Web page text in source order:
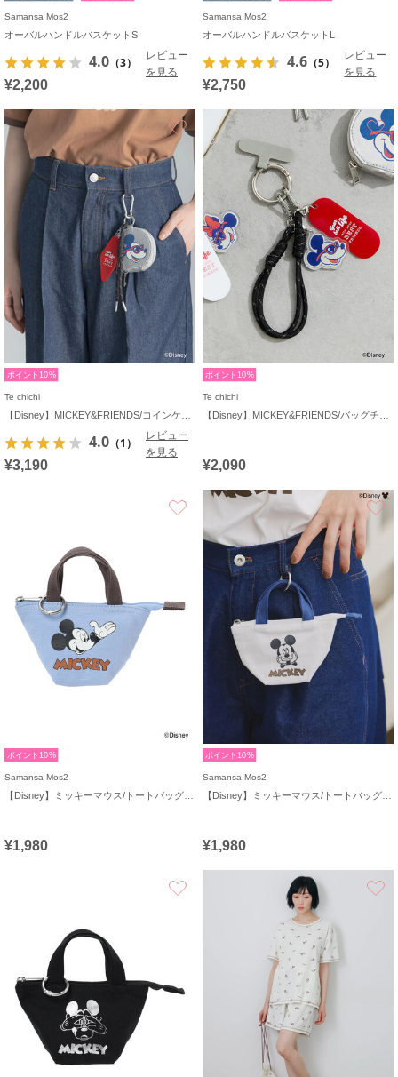
Samansa Mos2
オーバルハンドルバスケットS
4.0 （3）
レビュー
を見る
¥2,200
Samansa Mos2
オーバルハンドルバスケットL
4.6 （5）
レビュー
を見る
¥2,750
お気に入り
ポイント10%
Te chichi
4.0 （1）
レビュー
を見る
¥3,190
ポイント10%
Te chichi
¥2,090
お気に入り
ポイント10%
Samansa Mos2
¥1,980
ポイント10%
Samansa Mos2
¥1,980